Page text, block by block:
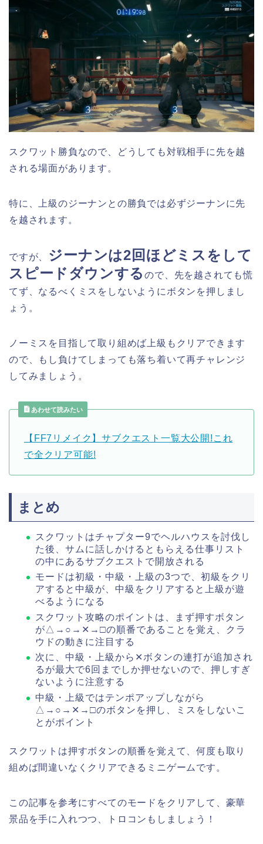
スクワット勝負なので、どうしても対戦相手に先を越
される場面があります。
特に、上級のジーナンとの勝負では必ずジーナンに先
を越されます。
ですが、
ジーナンは2回ほどミスをして
スピードダウンするので、先を越されても慌
てず、なるべくミスをしないようにボタンを押しまし
ょう。
ノーミスを目指して取り組めば上級もクリアできます
ので、もし負けてしまっても落ち着いて再チャレンジ
してみましょう。
あわせて読みたい
【FF7リメイク】サブクエスト一覧大公開!これ
で全クリア可能!
まとめ
スクワットはチャプター9でヘルハウスを討伐し
た後、サムに話しかけるともらえる仕事リスト
の中にあるサブクエストで開放される
モードは初級・中級・上級の3つで、初級をクリ
アすると中級が、中級をクリアすると上級が遊
べるようになる
スクワット攻略のポイントは、まず押すボタン
が△→○→✕→□の順番であることを覚え、クラ
ウドの動きに注目する
次に、中級・上級から✕ボタンの連打が追加され
るが最大で6回までしか押せないので、押しすぎ
ないように注意する
中級・上級ではテンポアップしながら
△→○→✕→□のボタンを押し、ミスをしないこ
とがポイント
スクワットは押すボタンの順番を覚えて、何度も取り
組めば間違いなくクリアできるミニゲームです。
この記事を参考にすべてのモードをクリアして、豪華
景品を手に入れつつ、トロコンもしましょう！